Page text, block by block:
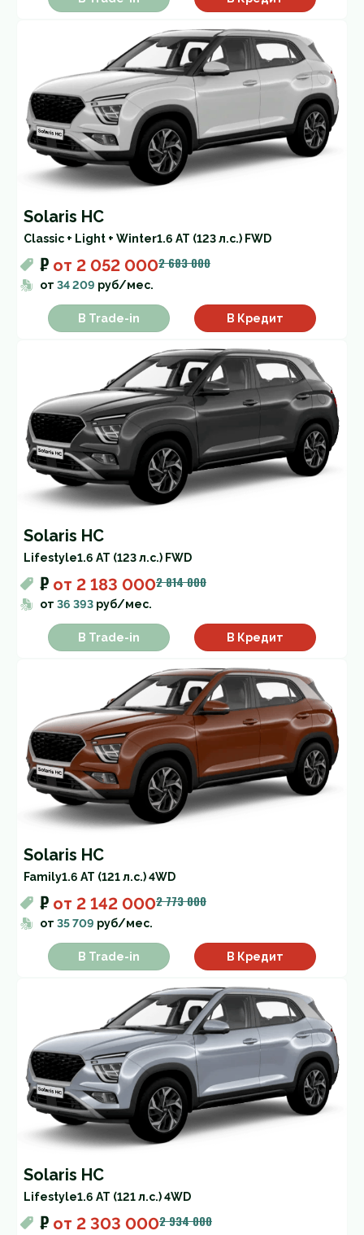
Solaris HC
Classic + Light + Winter1.6 AT (123 л.с.) FWD
₽ от 2 052 0002 683 000
от 34 209 руб/мес.
В Trade-in В Кредит
Solaris HC
Lifestyle1.6 AT (123 л.с.) FWD
₽ от 2 183 0002 814 000
от 36 393 руб/мес.
В Trade-in В Кредит
Solaris HC
Family1.6 AT (121 л.с.) 4WD
₽ от 2 142 0002 773 000
от 35 709 руб/мес.
В Trade-in В Кредит
Solaris HC
Lifestyle1.6 AT (121 л.с.) 4WD
₽ от 2 303 0002 934 000